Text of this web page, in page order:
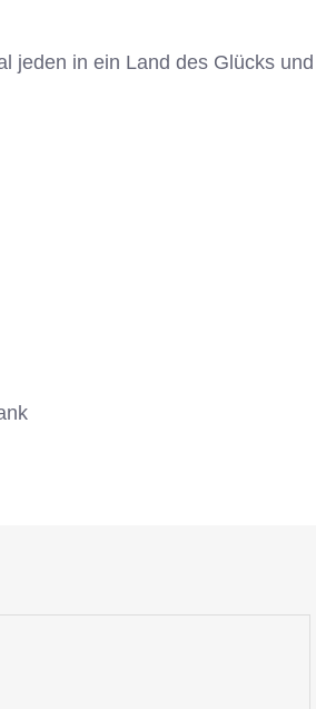
jeden in ein Land des Glücks und